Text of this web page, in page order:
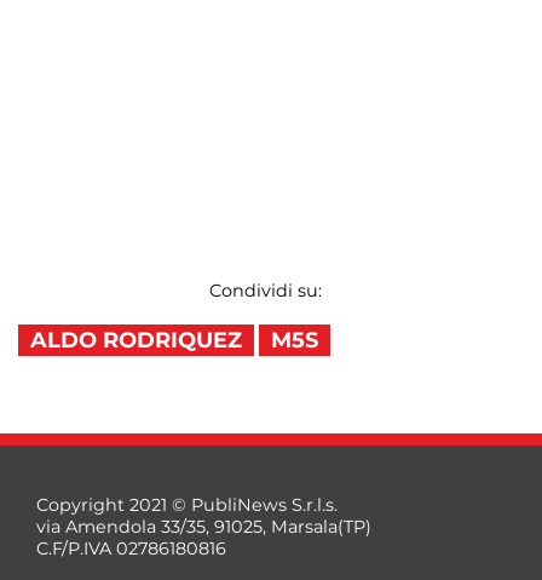
Condividi su:
ALDO RODRIQUEZ M5S
Copyright 2021 © PubliNews S.r.l.s.
via Amendola 33/35, 91025, Marsala(TP)
C.F/P.IVA 02786180816